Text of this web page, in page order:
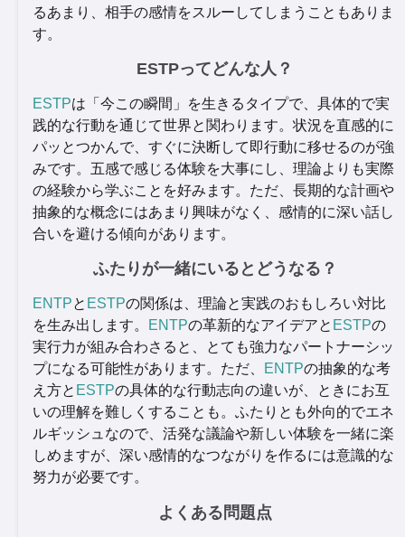
るあまり、相手の感情をスルーしてしまうこともありま
す。
ESTPってどんな人？
ESTPは「今この瞬間」を生きるタイプで、具体的で実
践的な行動を通じて世界と関わります。状況を直感的に
パッとつかんで、すぐに決断して即行動に移せるのが強
みです。五感で感じる体験を大事にし、理論よりも実際
の経験から学ぶことを好みます。ただ、長期的な計画や
抽象的な概念にはあまり興味がなく、感情的に深い話し
合いを避ける傾向があります。
ふたりが一緒にいるとどうなる？
ENTPと ESTPの関係は、理論と実践のおもしろい対比
を生み出します。
ENTPの革新的なアイデアと ESTPの
実行力が組み合わさると、とても強力なパートナーシッ
プになる可能性があります。ただ、
ENTPの抽象的な考
え方と ESTPの具体的な行動志向の違いが、ときにお互
いの理解を難しくすることも。ふたりとも外向的でエネ
ルギッシュなので、活発な議論や新しい体験を一緒に楽
しめますが、深い感情的なつながりを作るには意識的な
努力が必要です。
よくある問題点